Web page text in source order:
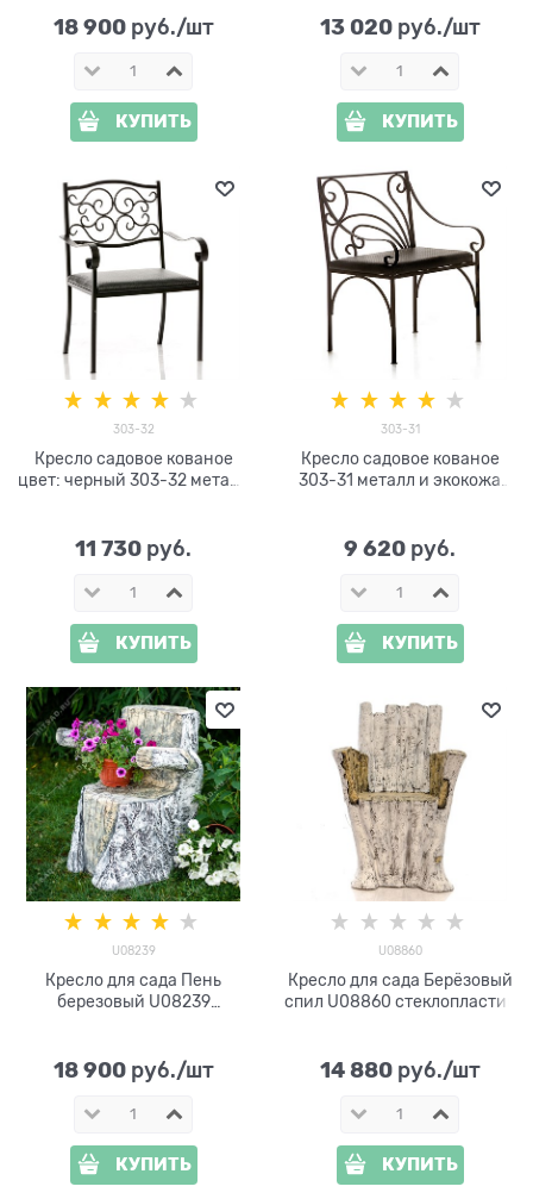
18 900 руб./шт
КУПИТЬ
13 020 руб./шт
КУПИТЬ
303-32
Кресло садовое кованое
цвет: черный 303-32 металл
11 730 руб.
КУПИТЬ
303-31
Кресло садовое кованое
303-31 металл и экокожа
9 620 руб.
КУПИТЬ
U08239
Кресло для сада Пень
березовый U08239
18 900 руб./шт
КУПИТЬ
U08860
Кресло для сада Берёзовый
спил U08860 стеклопластик
14 880 руб./шт
КУПИТЬ